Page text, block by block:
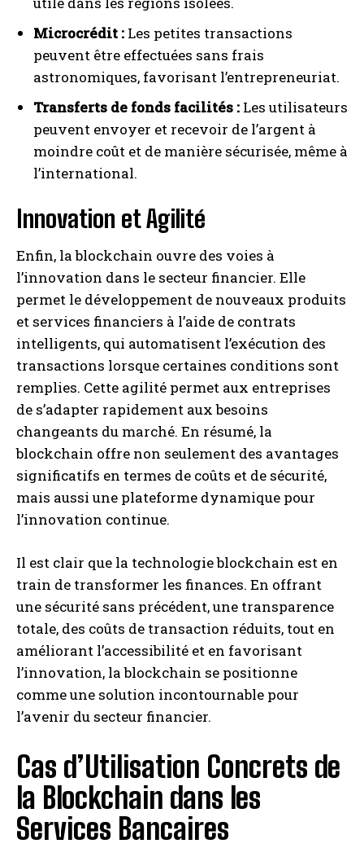
Microcrédit : Les petites transactions
peuvent être effectuées sans frais
astronomiques, favorisant l’entrepreneuriat.
Transferts de fonds facilités : Les utilisateurs
peuvent envoyer et recevoir de l’argent à
moindre coût et de manière sécurisée, même à
l’international.
Innovation et Agilité
Enfin, la blockchain ouvre des voies à
l’innovation dans le secteur financier. Elle
permet le développement de nouveaux produits
et services financiers à l’aide de contrats
intelligents, qui automatisent l’exécution des
transactions lorsque certaines conditions sont
remplies. Cette agilité permet aux entreprises
de s’adapter rapidement aux besoins
changeants du marché. En résumé, la
blockchain offre non seulement des avantages
significatifs en termes de coûts et de sécurité,
mais aussi une plateforme dynamique pour
l’innovation continue.
Il est clair que la technologie blockchain est en
train de transformer les finances. En offrant
une sécurité sans précédent, une transparence
totale, des coûts de transaction réduits, tout en
améliorant l’accessibilité et en favorisant
l’innovation, la blockchain se positionne
comme une solution incontournable pour
l’avenir du secteur financier.
Cas d’Utilisation Concrets de
la Blockchain dans les
Services Bancaires